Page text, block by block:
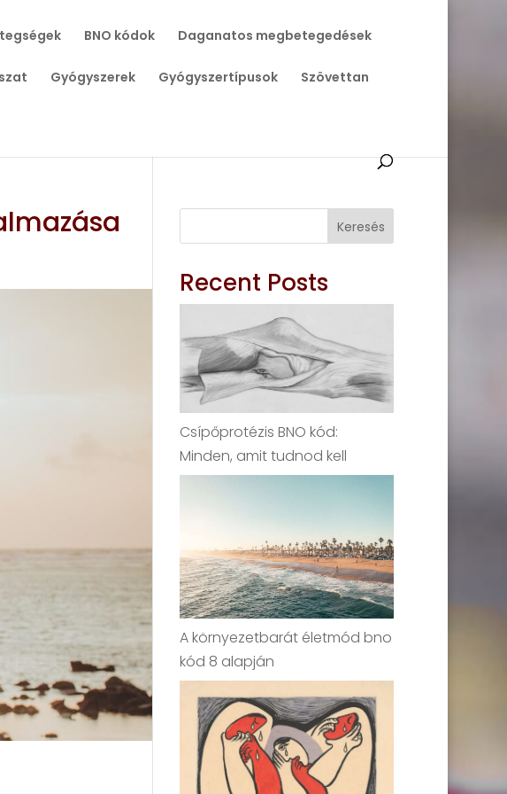
BNO kódok Daganatos megbetegedések
Gyógyszerek Gyógyszertípusok Szövettan
Keresés
Recent Posts
Csípőprotézis BNO kód:
Minden, amit tudnod kell
A környezetbarát életmód bno
kód 8 alapján